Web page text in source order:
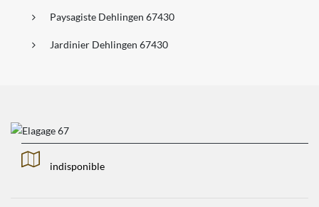
Paysagiste Dehlingen 67430
Jardinier Dehlingen 67430
indisponible